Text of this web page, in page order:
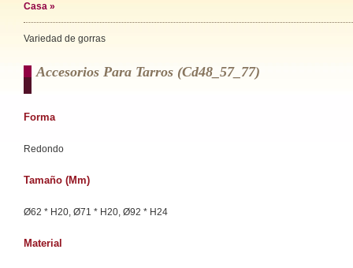
Casa »
Variedad de gorras
Accesorios Para Tarros (cd48_57_77)
Forma
Redondo
Tamaño (mm)
Ø62 * H20, Ø71 * H20, Ø92 * H24
Material